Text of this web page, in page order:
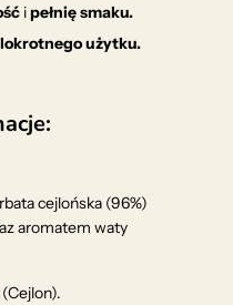
ipełnię smaku.
użytku.
cejlońska (96%)
aromatem waty